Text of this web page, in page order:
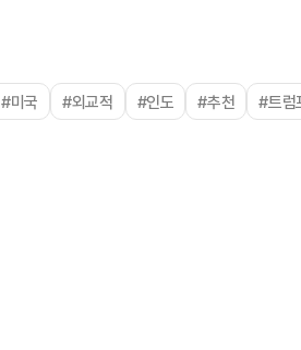
#미국 #외교적 #인도 #추천 #트럼